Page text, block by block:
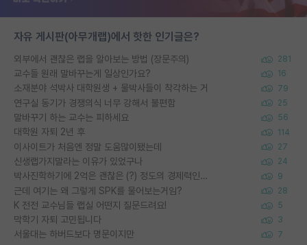
자유 게시판(아무개랩)에서 핫한 인기글은?
외부에서 괜찮은 랩을 알아보는 방법 (장문주의) 281
교수들 원래 말바꾸는게 일상인가요? 16
소재분야 석박사 대학원생 + 물박사들이 착각하는 거 79
연구실 동기가 경쟁의식 너무 강해서 불편함 25
말바꾸기 하는 교수는 피하세요 56
대학원 자퇴 2년 후 114
이사이트가 처음엔 정말 도움많이됐는데 27
신생랩가지말라는 이유가 있었구나 24
박사진학하기에 2억은 괜찮은 (?) 정도의 경제력인가요 9
근데 여기는 왜 그렇게 SPK를 물어보는거임? 28
K 전전 교수님들 랩실 어떤지 질문드려요! 5
막학기 자퇴 고민됩니다 3
서울대는 하버드보다 명문이지만 7